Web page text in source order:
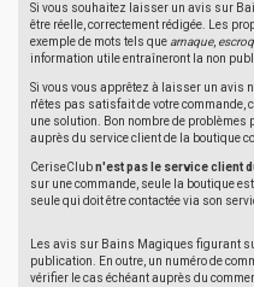
Si vous souhaitez laisser un avis sur
être réelle, correctement rédigée. Les
exemple de mots tels que arnaque,
information utile entraîneront la non
Si vous vous apprêtez à laisser un avis
n'êtes pas satisfait de votre commande,
une solution. Bon nombre de problèmes
auprès du service client de la boutique
CeriseClubn'est pas le service client
sur une commande, seule la boutique
seule qui doit être contactée via son
Les avis sur Bains Magiques figurant
publication. En outre, un numéro de
vérifier le cas échéant auprès du